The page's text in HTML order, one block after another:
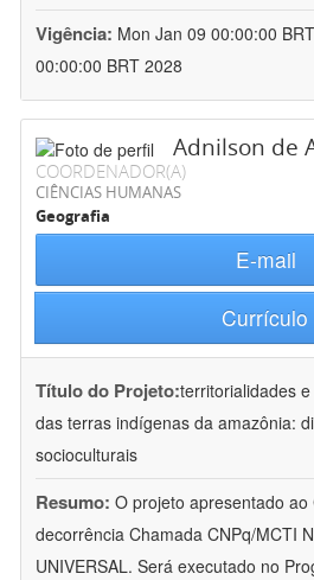
Vigência: Mon Jan 09 00:00:00
00:00:00 BRT 2028
Adnilson de
COORDENADOR(A)
CIÊNCIAS HUMANAS
Geografia
E-mail
Currículo
Título do Projeto:territorialidades
das terras indígenas da amazônia:
socioculturais
Resumo: O projeto apresentado
decorrência Chamada CNPq/MCTI
UNIVERSAL. Será executado no